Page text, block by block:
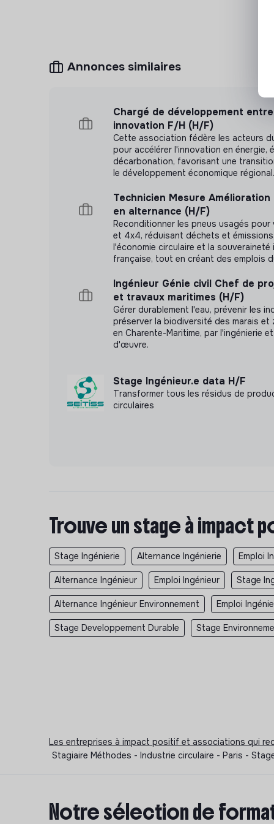
Analyser et interpréter des données pour
Gérer des projets de plusieurs jours puis
Coordonner des équipes opérationnelles
Découvrir la diversité et le fonctionnement
réfrigération, préparation alimentaire,
Annonces similaires
Chargé de développement
innovation F/H (H/F)
Cette association fédère les acteurs
pour accélérer l'innovation en énergie,
décarbonation, favorisant une
le développement économique régional.
Technicien Mesure
en alternance (H/F)
Reconditionner les pneus usagés pour
et 4x4, réduisant déchets et
l'économie circulaire et la souveraineté
française, tout en créant des emplois
Ingénieur Génie civil Chef de
et travaux maritimes (H/F)
Gérer durablement l'eau, prévenir les
préserver la biodiversité des marais et
en Charente-Maritime, par l'ingénierie
d'œuvre.
Stage Ingénieur.e data H/F
Transformer tous les résidus de
circulaires
Trouve un stage à impact
Stage Ingénierie Alternance Ingénierie Emploi
Alternance Ingénieur Emploi Ingénieur Stage
Alternance Ingénieur Environnement Emploi
Stage Developpement Durable Stage
Les entreprises à impact positif et associations qui
Stagiaire Méthodes - Industrie circulaire - Paris -
Notre sélection de